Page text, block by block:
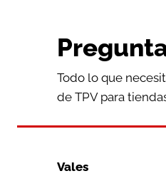
Todo lo que
de TPV para
Vales